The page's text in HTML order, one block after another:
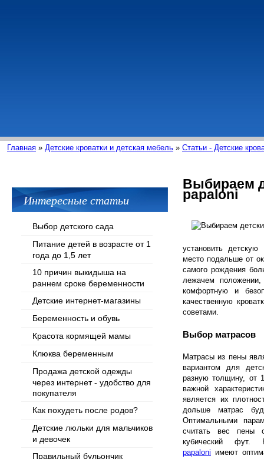
Главная » Детские кроватки и детская мебель » Статьи - Детские
Интересные статьи
Выбор детского сада
Питание детей в возрасте от 1
года до 1,5 лет
10 причин выкидыша на
раннем сроке беременности
Детские интернет-магазины
Беременность и обувь
Красота кормящей мамы
Клюква беременным
Продажа детской одежды
через интернет - удобство для
покупателя
Как похудеть после родов?
Детские люльки для мальчиков
и девочек
Правильный бульончик
Выбираем
papaloni
установить детскую
место подальше от
самого рождения
лежачем
комфортную и
качественную
советами.
Выбор матрасов
Матрасы из пены
вариантом для
разную толщину, от
важной
является их
дольше матрас
Оптимальными
считать вес пены
кубический фут.
papaloni имеют